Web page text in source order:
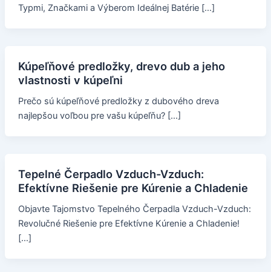
Typmi, Značkami a Výberom Ideálnej Batérie […]
Kúpeľňové predložky, drevo dub a jeho
vlastnosti v kúpeľni
Prečo sú kúpeľňové predložky z dubového dreva
najlepšou voľbou pre vašu kúpeľňu? […]
Tepelné Čerpadlo Vzduch-Vzduch:
Efektívne Riešenie pre Kúrenie a Chladenie
Objavte Tajomstvo Tepelného Čerpadla Vzduch-Vzduch:
Revolučné Riešenie pre Efektívne Kúrenie a Chladenie!
[…]